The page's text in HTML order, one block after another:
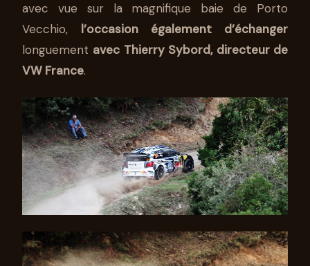
avec vue sur la magnifique baie de Porto
Vecchio, l’occasion également d’échanger
longuement avec Thierry Sybord, directeur de
VW France.